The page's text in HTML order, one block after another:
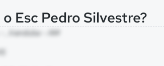
Esc Pedro Silvestre?
, Iranduba - AM